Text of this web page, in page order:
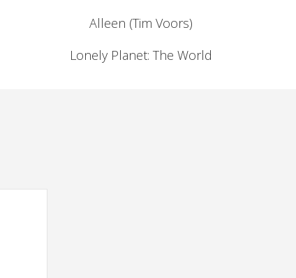
Alleen (Tim Voors)
Lonely Planet: The World